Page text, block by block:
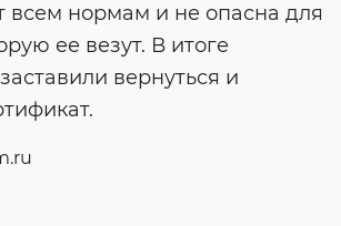
всем нормам и не опасна для
ее везут. В итоге
вернуться и